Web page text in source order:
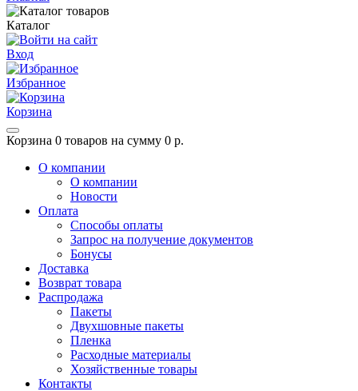
Каталог
Вход
Избранное
Корзина
Корзина 0 товаров на сумму 0 р.
О компании
О компании
Новости
Оплата
Способы оплаты
Запрос на получение документов
Бонусы
Доставка
Возврат товара
Распродажа
Пакеты
Двухшовные пакеты
Пленка
Расходные материалы
Хозяйственные товары
Контакты